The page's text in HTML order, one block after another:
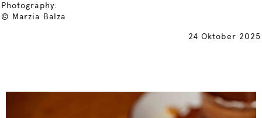
Photography:
© Marzia Balza
24 Oktober 2025